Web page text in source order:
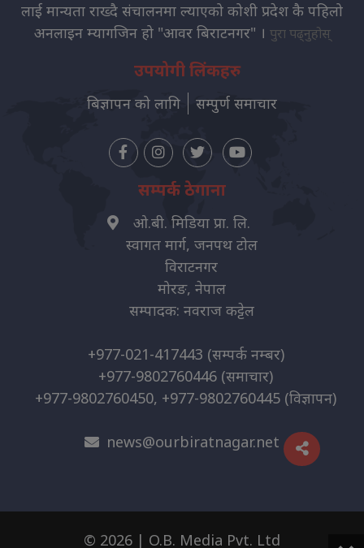
लाई मान्यता राख्दै संचालनमा ल्याएको कोशी प्रदेश कै पहिलो
अनलाइन म्यागजिन हो "आवर बिराटनगर" । पुरा पढ्नुहोस्
उपयोगी लिंकहरु
बिज्ञापन को लागि सम्पुर्ण समाचार
सम्पर्क ठेगाना
ओ.बी. मिडिया प्रा. लि.
स्वागत मार्ग, जनपथ टोल
विराटनगर
मोरङ, नेपाल
सम्पादक: नवराज कट्टेल
+977-021-417443 (सम्पर्क नम्बर)
+977-9802760446 (समाचार)
+977-9802760450, +977-9802760445 (विज्ञापन)
news@ourbiratnagar.net
© 2026 | O.B. Media Pvt. Ltd